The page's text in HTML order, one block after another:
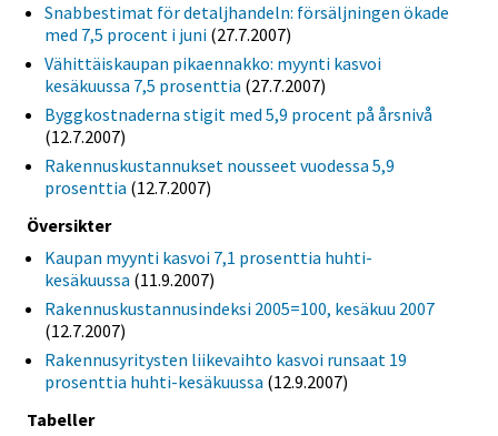
Snabbestimat för detaljhandeln: försäljningen ökade
med 7,5 procent i juni (27.7.2007)
Vähittäiskaupan pikaennakko: myynti kasvoi
kesäkuussa 7,5 prosenttia (27.7.2007)
Byggkostnaderna stigit med 5,9 procent på årsnivå
(12.7.2007)
Rakennuskustannukset nousseet vuodessa 5,9
prosenttia (12.7.2007)
Översikter
Kaupan myynti kasvoi 7,1 prosenttia huhti-
kesäkuussa (11.9.2007)
Rakennuskustannusindeksi 2005=100, kesäkuu 2007
(12.7.2007)
Rakennusyritysten liikevaihto kasvoi runsaat 19
prosenttia huhti-kesäkuussa (12.9.2007)
Tabeller